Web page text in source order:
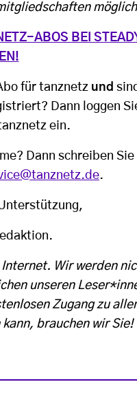
ABOS BEI
für tanznetz und
Dann loggen
ein.
Dann schreiben Sie
.
Wir werden
unseren
Zugang zu
brauchen wir Sie!